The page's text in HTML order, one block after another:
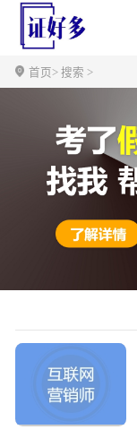
首页> 搜索 >